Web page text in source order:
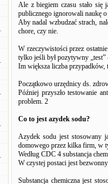
Ale z biegiem czasu stało się
publicznego ignorowali naukę o
Aby nadal wzbudzać strach,
chore, czy nie.
W rzeczywistości przez
tylko jeśli był pozytywny
Im większa liczba przypadków,
Początkowo urzędnicy ds.
Później przyszło testowanie
problem. 2
Co to jest azydek sodu?
Azydek sodu jest stosowany
domowego przez kilka firm, w
Według CDC 4 substancja
W czystej postaci jest
Substancja chemiczna jest